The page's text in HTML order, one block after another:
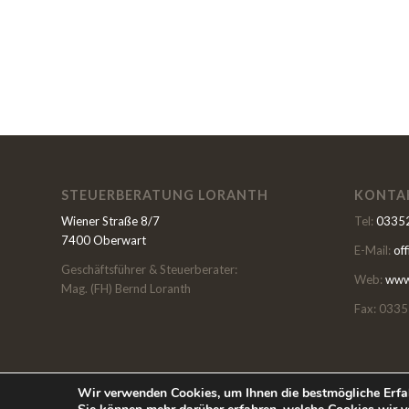
STEUERBERATUNG LORANTH
Wiener Straße 8/7
7400 Oberwart
Geschäftsführer & Steuerberater:
Mag. (FH) Bernd Loranth
Tel:
E-Mail:
Web:
Fax:
© Copyright Loranth Steuerberatungs GmbH | Datenschutzerklärung|
Wir verwenden Cookies, um Ihnen die bestmögliche